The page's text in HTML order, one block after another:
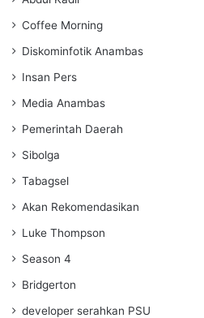
Coffee Morning
Diskominfotik Anambas
Insan Pers
Media Anambas
Pemerintah Daerah
Sibolga
Tabagsel
Akan Rekomendasikan
Luke Thompson
Season 4
Bridgerton
developer serahkan PSU